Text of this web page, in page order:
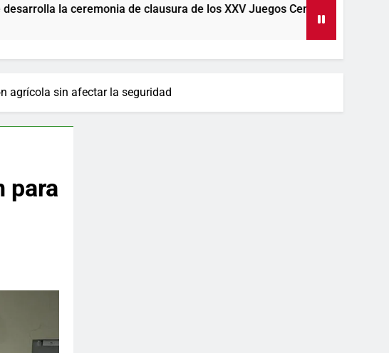
de clausura de los XXV Juegos Centroamericanos y del Caribe
agrícola sin afectar la seguridad
para